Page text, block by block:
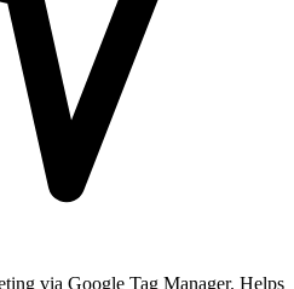
via Google Tag Manager. Helps